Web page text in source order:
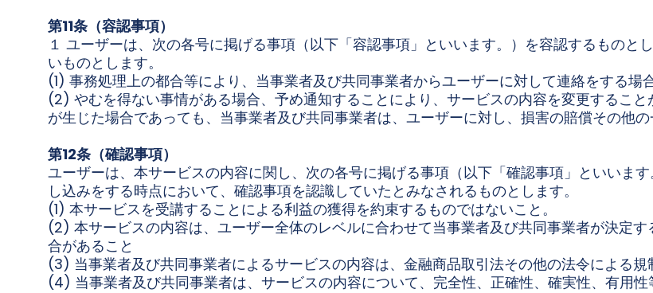
第11条（容認事項）
１ ユーザーは、次の各号に掲げる事項（以下「容認事項」といいます。）を容認するものと
いものとします。
(1) 事務処理上の都合等により、当事業者及び共同事業者からユーザーに対して連絡をする場
(2) やむを得ない事情がある場合、予め通知することにより、サービスの内容を変更するこ
が生じた場合であっても、当事業者及び共同事業者は、ユーザーに対し、損害の賠償その他の
第12条（確認事項）
ユーザーは、本サービスの内容に関し、次の各号に掲げる事項（以下「確認事項」といいま
し込みをする時点において、確認事項を認識していたとみなされるものとします。
(1) 本サービスを受講することによる利益の獲得を約束するものではないこと。
(2) 本サービスの内容は、ユーザー全体のレベルに合わせて当事業者及び共同事業者が決定
合があること
(3) 当事業者及び共同事業者によるサービスの内容は、金融商品取引法その他の法令による規
(4) 当事業者及び共同事業者は、サービスの内容について、完全性、正確性、確実性、有用